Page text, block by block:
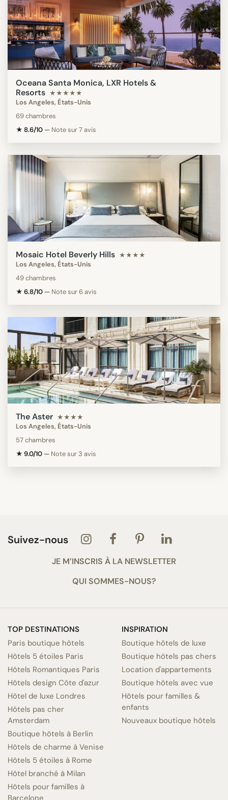
Oceana Santa Monica, LXR Hotels &
Resorts ★★★★★
Los Angeles, États-Unis
69 chambres
★ 8.6/10 — Note sur 7 avis
Mosaic Hotel Beverly Hills ★★★★
Los Angeles, États-Unis
49 chambres
★ 6.8/10 — Note sur 6 avis
The Aster ★★★★
Los Angeles, États-Unis
57 chambres
★ 9.0/10 — Note sur 3 avis
Suivez-nous
JE M’INSCRIS À LA NEWSLETTER
QUI SOMMES-NOUS?
TOP DESTINATIONS
Paris boutique hôtels
Hôtels 5 étoiles Paris
Hôtels Romantiques Paris
Hôtels design Côte d'azur
Hôtel de luxe Londres
Hôtels pas cher
Amsterdam
Boutique hôtels à Berlin
Hôtels de charme à Venise
Hôtels 5 étoiles à Rome
Hôtel branché à Milan
Hôtels pour familles à
Barcelone
INSPIRATION
Boutique hôtels de luxe
Boutique hôtels pas chers
Location d'appartements
Boutique hôtels avec vue
Hôtels pour familles &
enfants
Nouveaux boutique hôtels